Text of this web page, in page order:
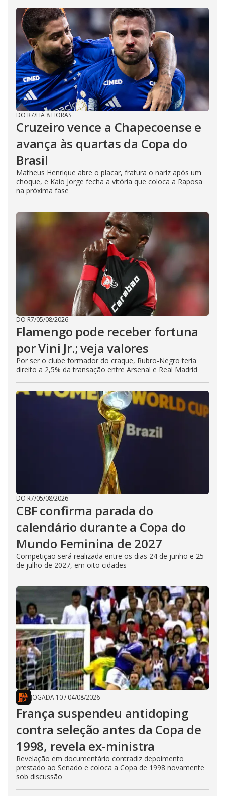
DO R7/HÁ 8 HORAS
Cruzeiro vence a Chapecoense e
avança às quartas da Copa do
Brasil
Matheus Henrique abre o placar, fratura o nariz após um
choque, e Kaio Jorge fecha a vitória que coloca a Raposa
na próxima fase
DO R7/05/08/2026
Flamengo pode receber fortuna
por Vini Jr.; veja valores
Por ser o clube formador do craque, Rubro-Negro teria
direito a 2,5% da transação entre Arsenal e Real Madrid
DO R7/05/08/2026
CBF confirma parada do
calendário durante a Copa do
Mundo Feminina de 2027
Competição será realizada entre os dias 24 de junho e 25
de julho de 2027, em oito cidades
JOGADA 10/ 04/08/2026
França suspendeu antidoping
contra seleção antes da Copa de
1998, revela ex-ministra
Revelação em documentário contradiz depoimento
prestado ao Senado e coloca a Copa de 1998 novamente
sob discussão